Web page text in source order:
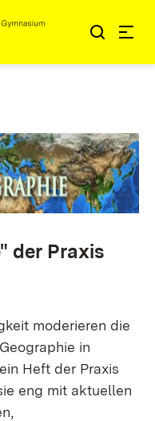
der Praxis
moderieren die
in
Heft der Praxis
eng mit aktuellen